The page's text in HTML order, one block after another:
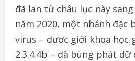
đã lan từ châu lục này
năm 2020, một nhánh đặc
virus – được giới khoa học
2.3.4.4b – đã bùng phát